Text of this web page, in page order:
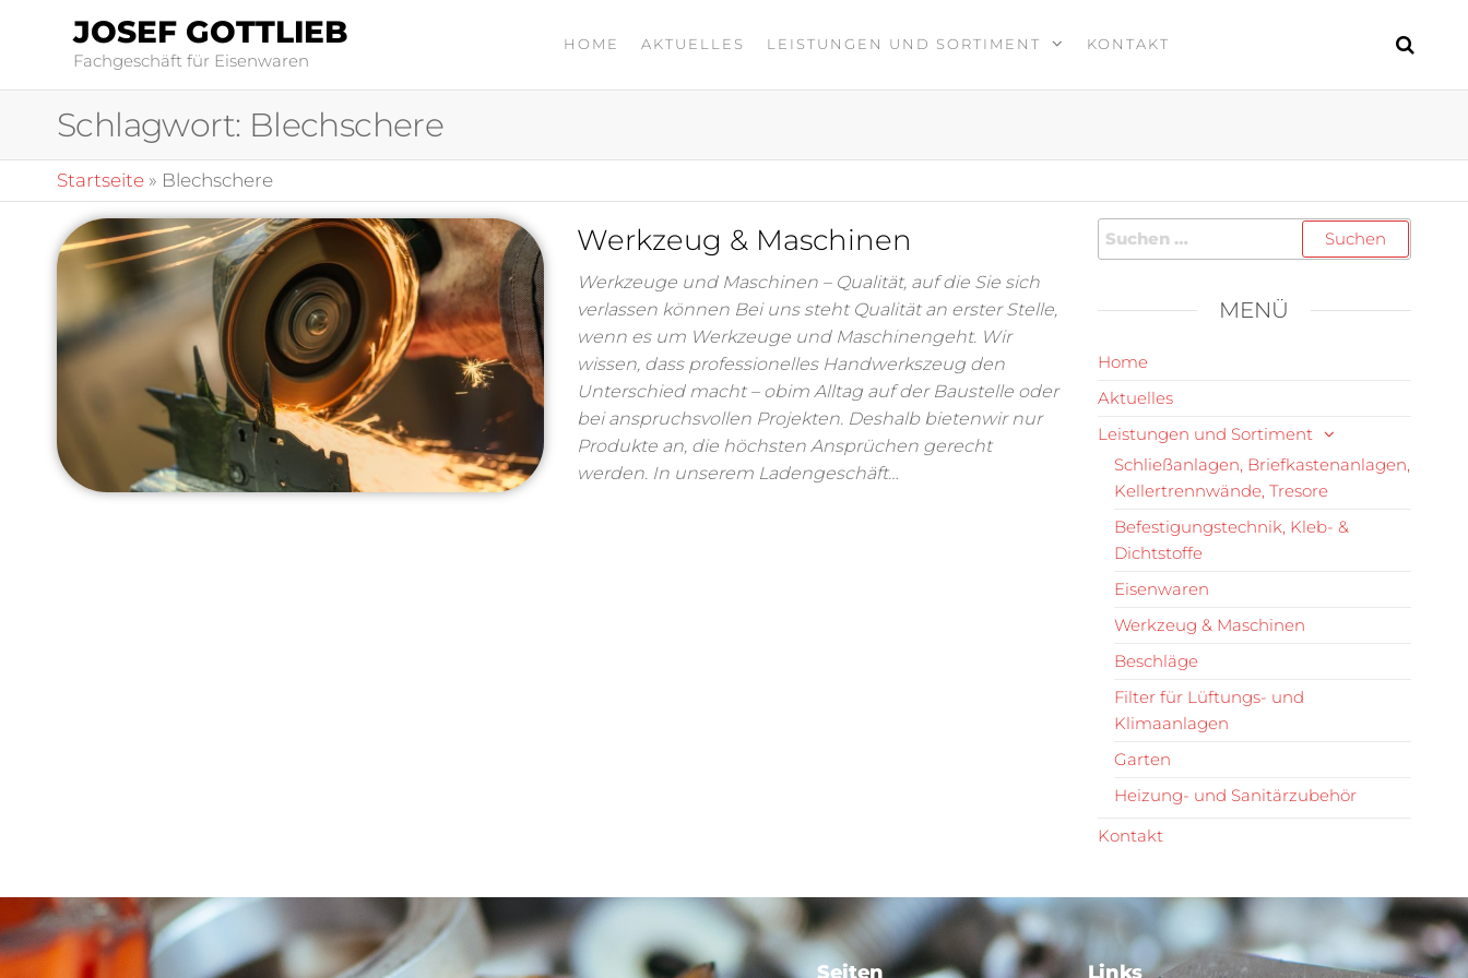
JOSEF GOTTLIEB
Fachgeschäft für Eisenwaren
HOME AKTUELLES LEISTUNGEN UND SORTIMENT KONTAKT
Schlagwort: Blechschere
Startseite » Blechschere
Werkzeug & Maschinen
Werkzeuge und Maschinen – Qualität, auf die Sie sich
verlassen können Bei uns steht Qualität an erster Stelle,
wenn es um Werkzeuge und Maschinengeht. Wir
wissen, dass professionelles Handwerkszeug den
Unterschied macht – obim Alltag auf der Baustelle oder
bei anspruchsvollen Projekten. Deshalb bietenwir nur
Produkte an, die höchsten Ansprüchen gerecht
werden. In unserem Ladengeschäft…
MENÜ
Home
Aktuelles
Leistungen und Sortiment
Schließanlagen, Briefkastenanlagen,
Kellertrennwände, Tresore
Befestigungstechnik, Kleb- &
Dichtstoffe
Eisenwaren
Werkzeug & Maschinen
Beschläge
Filter für Lüftungs- und
Klimaanlagen
Garten
Heizung- und Sanitärzubehör
Kontakt
Seiten Links